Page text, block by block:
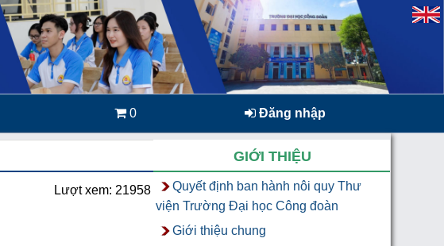
0 Đăng nhập
Lượt xem: 21958
GIỚI THIỆU
Quyết định ban hành nôi quy Thư
viện Trường Đại học Công đoàn
Giới thiệu chung